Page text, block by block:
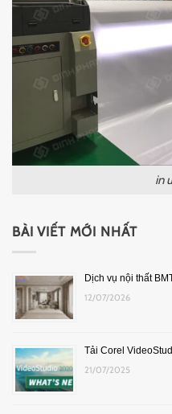
in
BÀI VIẾT MỚI NHẤT
Dịch vụ nội thất
12/07/2026
Tải Corel
21/07/2025